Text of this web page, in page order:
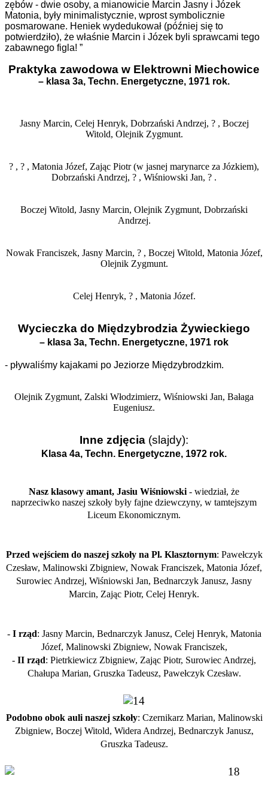
zębów - dwie osoby, a mianowicie Marcin Jasny i Józek
Matonia, były minimalistycznie, wprost symbolicznie
posmarowane. Heniek wydedukował (później się to
potwierdziło), że właśnie Marcin i Józek byli sprawcami tego
zabawnego figla! ”
Praktyka zawodowa w Elektrowni Miechowice
– klasa 3a, Techn. Energetyczne, 1971 rok.
Jasny Marcin, Celej Henryk, Dobrzański Andrzej, ? , Boczej
Witold, Olejnik Zygmunt.
? , ? , Matonia Józef, Zając Piotr (w jasnej marynarce za Józkiem),
Dobrzański Andrzej, ? , Wiśniowski Jan, ? .
Boczej Witold, Jasny Marcin, Olejnik Zygmunt, Dobrzański
Andrzej.
Nowak Franciszek, Jasny Marcin, ? , Boczej Witold, Matonia Józef,
Olejnik Zygmunt.
Celej Henryk, ? , Matonia Józef.
Wycieczka do Międzybrodzia Żywieckiego
– klasa 3a, Techn. Energetyczne, 1971 rok
- pływaliśmy kajakami po Jeziorze Międzybrodzkim.
Olejnik Zygmunt, Zalski Włodzimierz, Wiśniowski Jan, Bałaga
Eugeniusz.
Inne zdjęcia (slajdy):
Klasa 4a, Techn. Energetyczne, 1972 rok.
Nasz klasowy amant, Jasiu Wiśniowski - wiedział, że
naprzeciwko naszej szkoły były fajne dziewczyny, w tamtejszym
Liceum Ekonomicznym.
Przed wejściem do naszej szkoły na Pl. Klasztornym: Pawełczyk
Czesław, Malinowski Zbigniew, Nowak Franciszek, Matonia Józef,
Surowiec Andrzej, Wiśniowski Jan, Bednarczyk Janusz, Jasny
Marcin, Zając Piotr, Celej Henryk.
- I rząd: Jasny Marcin, Bednarczyk Janusz, Celej Henryk, Matonia
Józef, Malinowski Zbigniew, Nowak Franciszek,
- II rząd: Pietrkiewicz Zbigniew, Zając Piotr, Surowiec Andrzej,
Chałupa Marian, Gruszka Tadeusz, Pawełczyk Czesław.
Podobno obok auli naszej szkoły: Czernikarz Marian, Malinowski
Zbigniew, Boczej Witold, Widera Andrzej, Bednarczyk Janusz,
Gruszka Tadeusz.